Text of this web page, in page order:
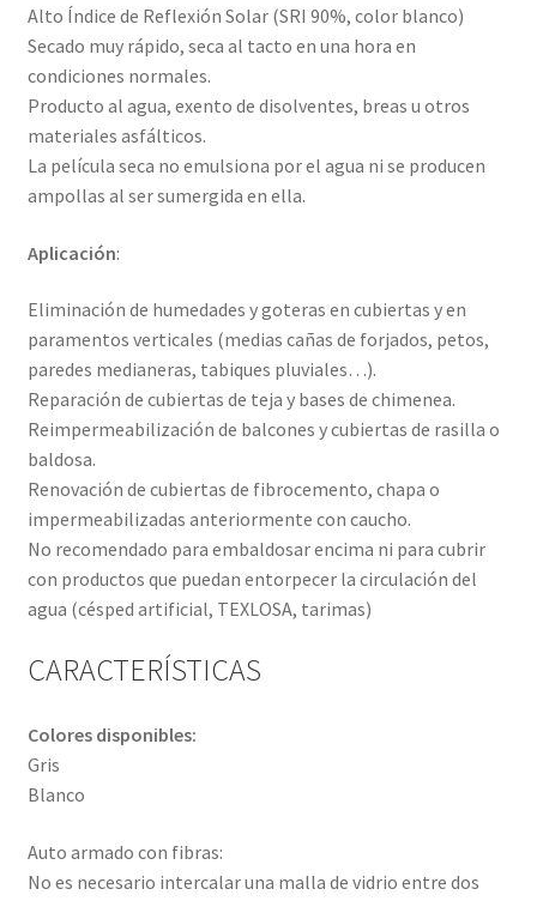
Alto Índice de Reflexión Solar (SRI 90%, color blanco)
Secado muy rápido, seca al tacto en una hora en
condiciones normales.
Producto al agua, exento de disolventes, breas u otros
materiales asfálticos.
La película seca no emulsiona por el agua ni se producen
ampollas al ser sumergida en ella.
Aplicación:
Eliminación de humedades y goteras en cubiertas y en
paramentos verticales (medias cañas de forjados, petos,
paredes medianeras, tabiques pluviales…).
Reparación de cubiertas de teja y bases de chimenea.
Reimpermeabilización de balcones y cubiertas de rasilla o
baldosa.
Renovación de cubiertas de fibrocemento, chapa o
impermeabilizadas anteriormente con caucho.
No recomendado para embaldosar encima ni para cubrir
con productos que puedan entorpecer la circulación del
agua (césped artificial, TEXLOSA, tarimas)
CARACTERÍSTICAS
Colores disponibles:
Gris
Blanco
Auto armado con fibras:
No es necesario intercalar una malla de vidrio entre dos